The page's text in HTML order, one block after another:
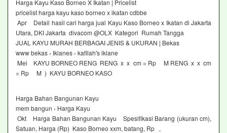
Harga Kayu Kaso Borneo X Ikatan | Pricelist
pricelist harga kayu kaso borneo x ikatan cdbbe
Apr Detail hasil cari harga jual Kayu Kaso Borneo x Ikatan di Jakarta
Utara, DKI Jakarta divacom @OLX Kategori Rumah Tangga
JUAL KAYU MURAH BERBAGAI JENIS & UKURAN | Bekas
www bekas › Iklanes › kafilah's iklane
Mei KAYU BORNEO RENG RENG x x cm = Rp M RENG x x cm
= Rp M ) KAYU BORNEO KASO
Harga Bahan Bangunan Kayu
mem bangun › Harga Kayu
Okt Harga Bahan Bangunan Kayu Spesifikasi Barang (ukuran cm),
Satuan, Harga (Rp) Kaso Borneo xxm, batang, Rp ,